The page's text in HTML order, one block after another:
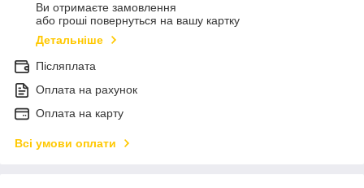
Ви отримаєте замовлення
або гроші повернуться на вашу картку
Детальніше
Післяплата
Оплата на рахунок
Оплата на карту
Всі умови оплати